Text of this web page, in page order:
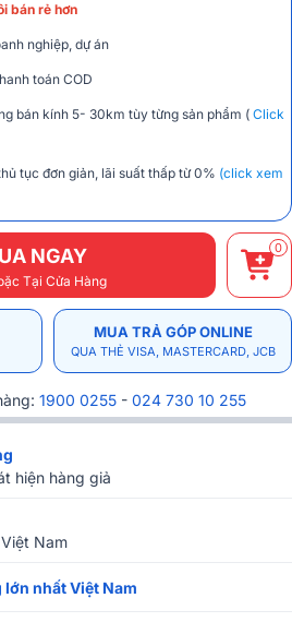
bán rẻ hơn
nghiệp, dự án
toán COD
bán kính 5- 30km tùy từng sản phẩm ( Click
tục đơn giản, lãi suất thấp từ 0% (click xem
NGAY
Tại Cửa Hàng
0
MUA TRẢ GÓP ONLINE
QUA THẺ VISA, MASTERCARD, JCB
1900 0255 - 024 730 10 255
hiện hàng giả
Nam
lớn nhất Việt Nam